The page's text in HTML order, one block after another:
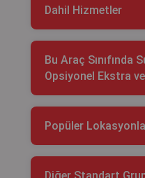
Dahil Hizmetler
Bu Araç Sınıfında
Opsiyonel Ekstra
Popüler